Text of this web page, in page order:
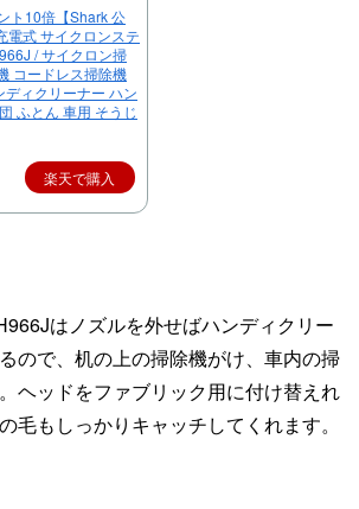
ト10倍【Shark 公
電式 サイクロンステ
/ サイクロン掃
コードレス掃除機
ィクリーナー ハン
ふとん 車用 そうじ
楽天で購入
はノズルを外せばハンディクリー
ので、机の上の掃除機がけ、車内の掃
ヘッドをファブリック用に付け替えれ
毛もしっかりキャッチしてくれます。